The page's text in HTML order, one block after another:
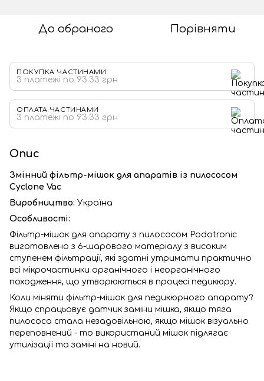
До обраного Порівняти
ПОКУПКА ЧАСТИНАМИ
3 платежі по 93.33 грн
ОПЛАТА ЧАСТИНАМИ
3 платежі по 93.33 грн
Опис
Змінний фільтр-мішок для апаратів із пилососом
Cyclone Vac
Виробництво: Україна
Особливості:
Фільтр-мішок для апарату з пилососом Podotronic
виготовлено з 6-шарового матеріалу з високим
ступенем фільтрації, які здатні утримати практично
всі мікрочастинки органічного і неорганічного
походження, що утворюються в процесі педикюру.
Коли міняти фільтр-мішок для педикюрного апарату?
Якщо спрацьовує датчик заміни мішка, якщо тяга
пилососа стала незадовільною, якщо мішок візуально
переповнений - то використаний мішок підлягає
утилізації та заміні на новий.